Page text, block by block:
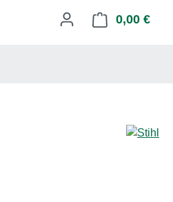
0,00 €